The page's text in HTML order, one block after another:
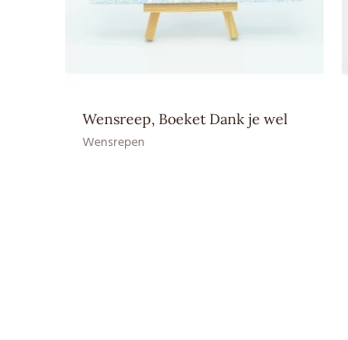
Wensreep, Boeket Dank je wel
Wensrepen